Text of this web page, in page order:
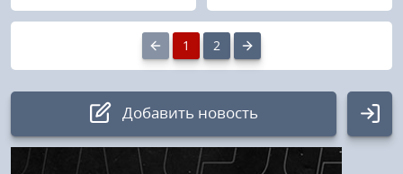
1 2
Добавить новость
Авторизация